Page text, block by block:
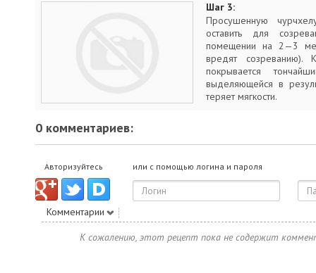
Шаг 3:
Просушенную
оставить для
помещении на 2—3
вредят созреванию).
покрывается
выделяющейся в
теряет мягкости.
0 комментариев:
Авторизуйтесь или с помощью логина и пароля
Комментарии
К сожалению, этот рецепт пока не содержит